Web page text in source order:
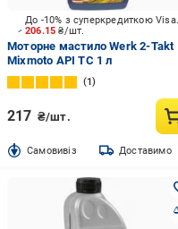
206.15₴/шт.
До -10% з суперкредиткою Visa Вигода
Моторне мастило Werk 2-Takt
Mixmoto API TC 1 л
1
217 ₴/шт.
Cамовивіз Доставимо